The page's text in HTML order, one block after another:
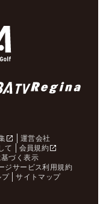
運営会社
て
会員規約
づく表示
ジサービス利用規約
プ サイトマップ